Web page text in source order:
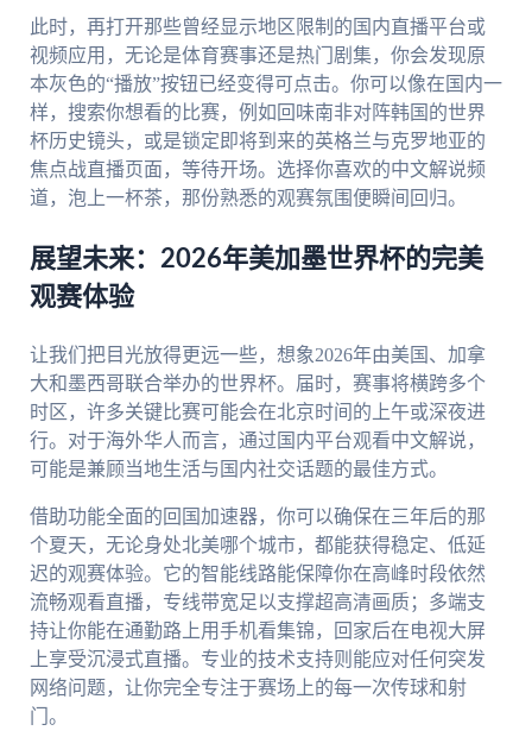
此时，再打开那些曾经显示地区限制的国内直播平台或
视频应用，无论是体育赛事还是热门剧集，你会发现原
本灰色的“播放”按钮已经变得可点击。你可以像在国内一
样，搜索你想看的比赛，例如回味南非对阵韩国的世界
杯历史镜头，或是锁定即将到来的英格兰与克罗地亚的
焦点战直播页面，等待开场。选择你喜欢的中文解说频
道，泡上一杯茶，那份熟悉的观赛氛围便瞬间回归。
展望未来：2026年美加墨世界杯的完美
观赛体验
让我们把目光放得更远一些，想象2026年由美国、加拿
大和墨西哥联合举办的世界杯。届时，赛事将横跨多个
时区，许多关键比赛可能会在北京时间的上午或深夜进
行。对于海外华人而言，通过国内平台观看中文解说，
可能是兼顾当地生活与国内社交话题的最佳方式。
借助功能全面的回国加速器，你可以确保在三年后的那
个夏天，无论身处北美哪个城市，都能获得稳定、低延
迟的观赛体验。它的智能线路能保障你在高峰时段依然
流畅观看直播，专线带宽足以支撑超高清画质；多端支
持让你能在通勤路上用手机看集锦，回家后在电视大屏
上享受沉浸式直播。专业的技术支持则能应对任何突发
网络问题，让你完全专注于赛场上的每一次传球和射
门。